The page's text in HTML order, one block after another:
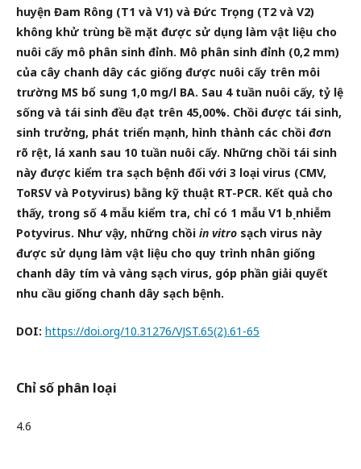
huyện Đam Rông (T1 và V1) và Đức Trọng (T2 và V2)
không khử trùng bề mặt được sử dụng làm vật liệu cho
nuôi cấy mô phân sinh đỉnh. Mô phân sinh đỉnh (0,2 mm)
của cây chanh dây các giống được nuôi cấy trên môi
trường MS bổ sung 1,0 mg/l BA. Sau 4 tuần nuôi cấy, tỷ lệ
sống và tái sinh đều đạt trên 45,00%. Chồi được tái sinh,
sinh trưởng, phát triển mạnh, hình thành các chồi đơn
rõ rệt, lá xanh sau 10 tuần nuôi cấy. Những chồi tái sinh
này được kiểm tra sạch bệnh đối với 3 loại virus (CMV,
ToRSV và Potyvirus) bằng kỹ thuật RT-PCR. Kết quả cho
thấy, trong số 4 mẫu kiểm tra, chỉ có 1 mẫu V1 bị nhiễm
Potyvirus. Như vậy, những chồi in vitro sạch virus này
được sử dụng làm vật liệu cho quy trình nhân giống
chanh dây tím và vàng sạch virus, góp phần giải quyết
nhu cầu giống chanh dây sạch bệnh.
DOI: https://doi.org/10.31276/VJST.65(2).61-65
Chỉ số phân loại
4.6